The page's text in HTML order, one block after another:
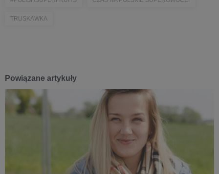
TRUSKAWKA
Powiązane artykuły